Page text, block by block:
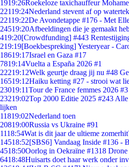
1919:26Roekeloze taxichauffeur
22119:24Nederland stevent af op
22119:22De Avondetappe #176 - Met
24519:20Afbeeldingen die je gemaakt
419:20[Crowdfunding] #443
219:19[Boekbespreking] Yesteryear -
18619:17Israel en Gaza #17
7819:14Vuelta a España 2026 #1
22219:12Welk geurtje draag jij nu #48
16519:12Haiku ketting #27 - strooi wat
23019:11Tour de France femmes 2026
23219:02Top 2000 Editie 2025 #243
lijken
11819:02Nederland toen
20819:00Russia vs Ukraine #91
1118:54Wat is dit jaar de ultieme
14518:52[SBS6] Vandaag Inside #136 -
4518:50Oorlog in Oekraïne #1318 Drone
6418:48Huisarts doet haar werk onder